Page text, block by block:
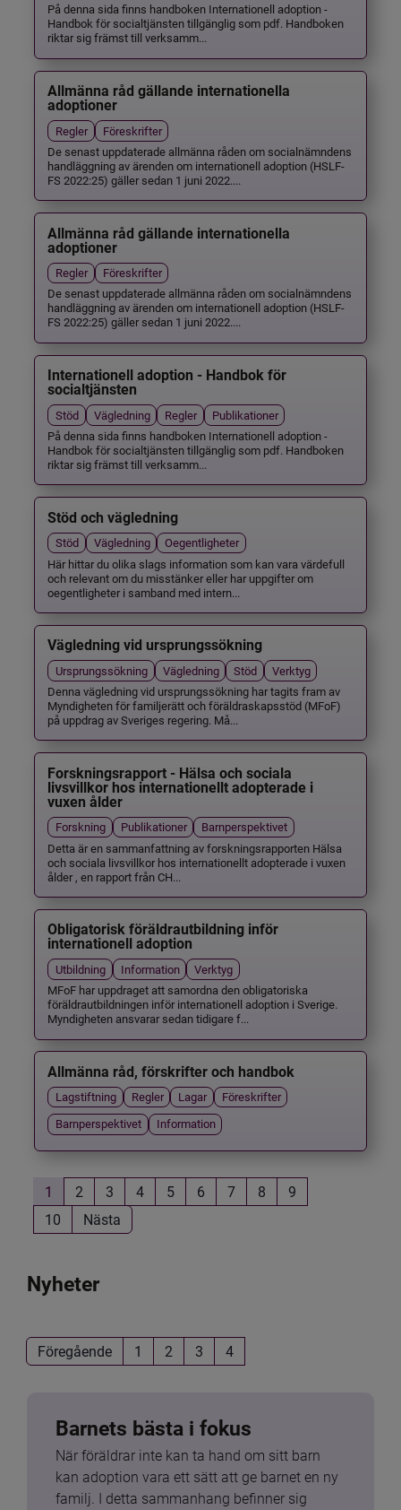
På denna sida finns handboken Internationell adoption -
Handbok för socialtjänsten tillgänglig som pdf. Handboken
riktar sig främst till verksamm...
Allmänna råd gällande internationella
adoptioner
Regler
Föreskrifter
De senast uppdaterade allmänna råden om socialnämndens
handläggning av ärenden om internationell adoption (HSLF-
FS 2022:25) gäller sedan 1 juni 2022....
Allmänna råd gällande internationella
adoptioner
Regler
Föreskrifter
De senast uppdaterade allmänna råden om socialnämndens
handläggning av ärenden om internationell adoption (HSLF-
FS 2022:25) gäller sedan 1 juni 2022....
Internationell adoption - Handbok för
socialtjänsten
Stöd Vägledning Regler
Publikationer
På denna sida finns handboken Internationell adoption -
Handbok för socialtjänsten tillgänglig som pdf. Handboken
riktar sig främst till verksamm...
Stöd och vägledning
Stöd Vägledning
Oegentligheter
Här hittar du olika slags information som kan vara värdefull
och relevant om du misstänker eller har uppgifter om
oegentligheter i samband med intern...
Vägledning vid ursprungssökning
Ursprungssökning Vägledning Stöd
Verktyg
Denna vägledning vid ursprungssökning har tagits fram av
Myndigheten för familjerätt och föräldraskapsstöd (MFoF)
på uppdrag av Sveriges regering. Må...
Forskningsrapport - Hälsa och sociala
livsvillkor hos internationellt adopterade i
vuxen ålder
Forskning Publikationer
Barnperspektivet
Detta är en sammanfattning av forskningsrapporten Hälsa
och sociala livsvillkor hos internationellt adopterade i vuxen
ålder , en rapport från CH...
Obligatorisk föräldrautbildning inför
internationell adoption
Utbildning Information
Verktyg
MFoF har uppdraget att samordna den obligatoriska
föräldrautbildningen inför internationell adoption i Sverige.
Myndigheten ansvarar sedan tidigare f...
Allmänna råd, förskrifter och handbok
Lagstiftning Regler Lagar
Föreskrifter
Barnperspektivet
Information
1 2 3 4 5 6 7 8
9
10
Nästa
Nyheter
Föregående 1 2 3 4
Barnets bästa i fokus
När föräldrar inte kan ta hand om sitt barn
kan adoption vara ett sätt att ge barnet en ny
familj. I detta sammanhang befinner sig